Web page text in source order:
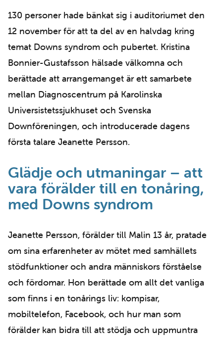
130 personer hade bänkat sig i auditoriumet den
12 november för att ta del av en halvdag kring
temat Downs syndrom och pubertet. Kristina
Bonnier-Gustafsson hälsade välkomna och
berättade att arrangemanget är ett samarbete
mellan Diagnoscentrum på Karolinska
Universistetssjukhuset och Svenska
Downföreningen, och introducerade dagens
första talare Jeanette Persson.
Glädje och utmaningar – att
vara förälder till en tonåring,
med Downs syndrom
Jeanette Persson, förälder till Malin 13 år, pratade
om sina erfarenheter av mötet med samhällets
stödfunktioner och andra människors förståelse
och fördomar. Hon berättade om allt det vanliga
som finns i en tonårings liv: kompisar,
mobiltelefon, Facebook, och hur man som
förälder kan bidra till att stödja och uppmuntra